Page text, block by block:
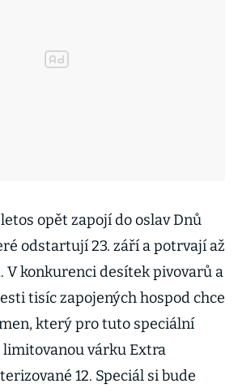
opět zapojí do oslav Dnů
odstartují 23. září a potrvají až
V konkurenci desítek pivovarů a
tisíc zapojených hospod chce
který pro tuto speciální
várku Extra
12. Speciál si bude